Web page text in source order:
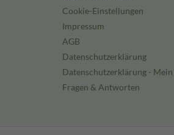
Cookie-Einstellungen
Impressum
AGB
Datenschutzerklärung
Datenschutzerklärung -
Fragen & Antworten